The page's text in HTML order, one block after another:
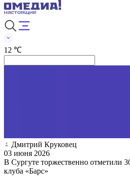
12 ℃
Дмитрий Круковец
03 июня 2026
В Сургуте торжественно отметили
клуба «Барс»